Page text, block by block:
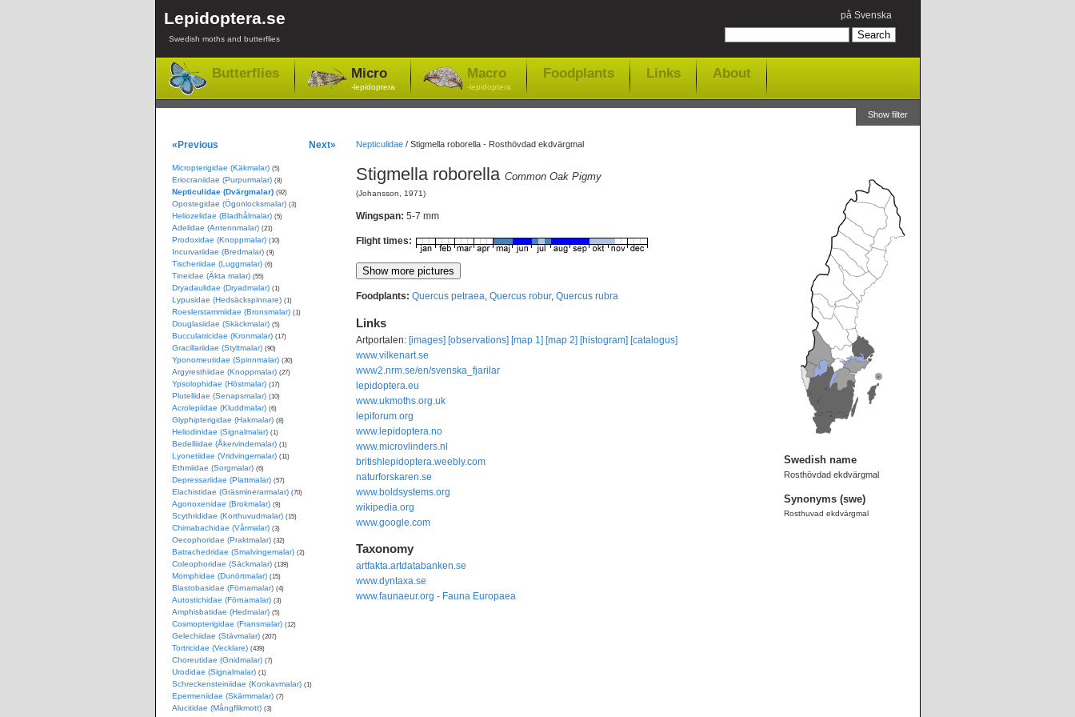
Lepidoptera.se
Swedish moths and butterflies
på Svenska
Butterflies Micro
-lepidoptera
Macro
-lepidoptera
Foodplants Links About
Show filter
Nepticulidae/ Stigmella roborella - Rosthövdad ekdvärgmal
Stigmella roborella Common Oak Pigmy
(Johansson, 1971)
Wingspan: 5-7 mm
Flight times:
Foodplants: Quercus petraea, Quercus robur, Quercus rubra
Links
Artportalen: [images] [observations] [map 1] [map 2] [histogram] [catalogus]
www.vilkenart.se
www2.nrm.se/en/svenska_fjarilar
lepidoptera.eu
www.ukmoths.org.uk
lepiforum.org
www.lepidoptera.no
www.microvlinders.nl
britishlepidoptera.weebly.com
naturforskaren.se
www.boldsystems.org
wikipedia.org
www.google.com
Taxonomy
artfakta.artdatabanken.se
www.dyntaxa.se
www.faunaeur.org - Fauna Europaea
Swedish name
Rosthövdad ekdvärgmal
Synonyms (swe)
Rosthuvad ekdvärgmal
«Previous Next»
Micropterigidae (Käkmalar) (5)
Eriocraniidae (Purpurmalar) (8)
Nepticulidae (Dvärgmalar) (92)
Opostegidae (Ögonlocksmalar) (3)
Heliozelidae (Bladhålmalar) (5)
Adelidae (Antennmalar) (21)
Prodoxidae (Knoppmalar) (10)
Incurvariidae (Bredmalar) (9)
Tischeriidae (Luggmalar) (6)
Tineidae (Äkta malar) (55)
Dryadaulidae (Dryadmalar) (1)
Lypusidae (Hedsäckspinnare) (1)
Roeslerstammiidae (Bronsmalar) (1)
Douglasiidae (Skäckmalar) (5)
Bucculatricidae (Kronmalar) (17)
Gracillariidae (Styltmalar) (90)
Yponomeutidae (Spinnmalar) (30)
Argyresthiidae (Knoppmalar) (27)
Ypsolophidae (Höstmalar) (17)
Plutellidae (Senapsmalar) (10)
Acrolepiidae (Kluddmalar) (6)
Glyphipterigidae (Hakmalar) (8)
Heliodinidae (Signalmalar) (1)
Bedelliidae (Åkervindemalar) (1)
Lyonetiidae (Vridvingemalar) (11)
Ethmiidae (Sorgmalar) (6)
Depressariidae (Plattmalar) (57)
Elachistidae (Gräsminerarmalar) (70)
Agonoxenidae (Brokmalar) (9)
Scythrididae (Korthuvudmalar) (15)
Chimabachidae (Vårmalar) (3)
Oecophoridae (Praktmalar) (32)
Batrachedridae (Smalvingemalar) (2)
Coleophoridae (Säckmalar) (139)
Momphidae (Dunörtmalar) (15)
Blastobasidae (Förnamalar) (4)
Autostichidae (Förnamalar) (3)
Amphisbatidae (Hedmalar) (5)
Cosmopterigidae (Fransmalar) (12)
Gelechiidae (Stävmalar) (207)
Tortricidae (Vecklare) (439)
Choreutidae (Gnidmalar) (7)
Urodidae (Signalmalar) (1)
Schreckensteiniidae (Konkavmalar) (1)
Epermeniidae (Skärmmalar) (7)
Alucitidae (Mångflikmott) (3)